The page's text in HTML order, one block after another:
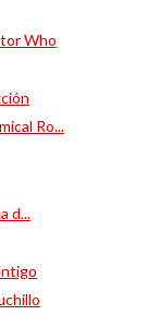
Who
Ro...
d...